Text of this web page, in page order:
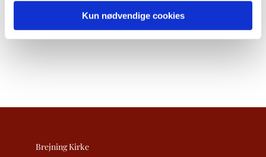
Kun nødvendige cookies
Brejning Kirke